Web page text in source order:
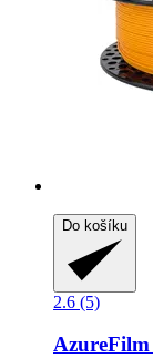
Do košíku
2.6 (5)
AzureFilm